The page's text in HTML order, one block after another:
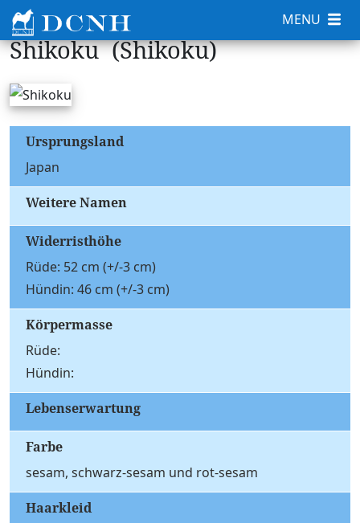
Shikoku (Shikoku)
Ursprungsland
Japan
Weitere Namen
Widerristhöhe
Rüde: 52 cm (+/-3 cm)
Hündin: 46 cm (+/-3 cm)
Körpermasse
Rüde:
Hündin:
Lebenserwartung
Farbe
sesam, schwarz-sesam und rot-sesam
Haarkleid
MENU